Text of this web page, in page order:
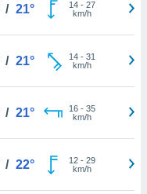
/ 21° 14- 27
km/h
/ 21° 14- 31
km/h
/ 21° 16- 35
km/h
/ 22° 12- 29
km/h